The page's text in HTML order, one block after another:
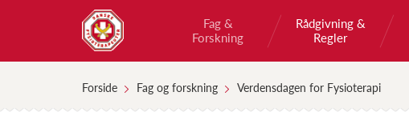
Fag &
Forskning
Rådgivning &
Regler
Forside Fag og forskning Verdensdagen for Fysioterapi